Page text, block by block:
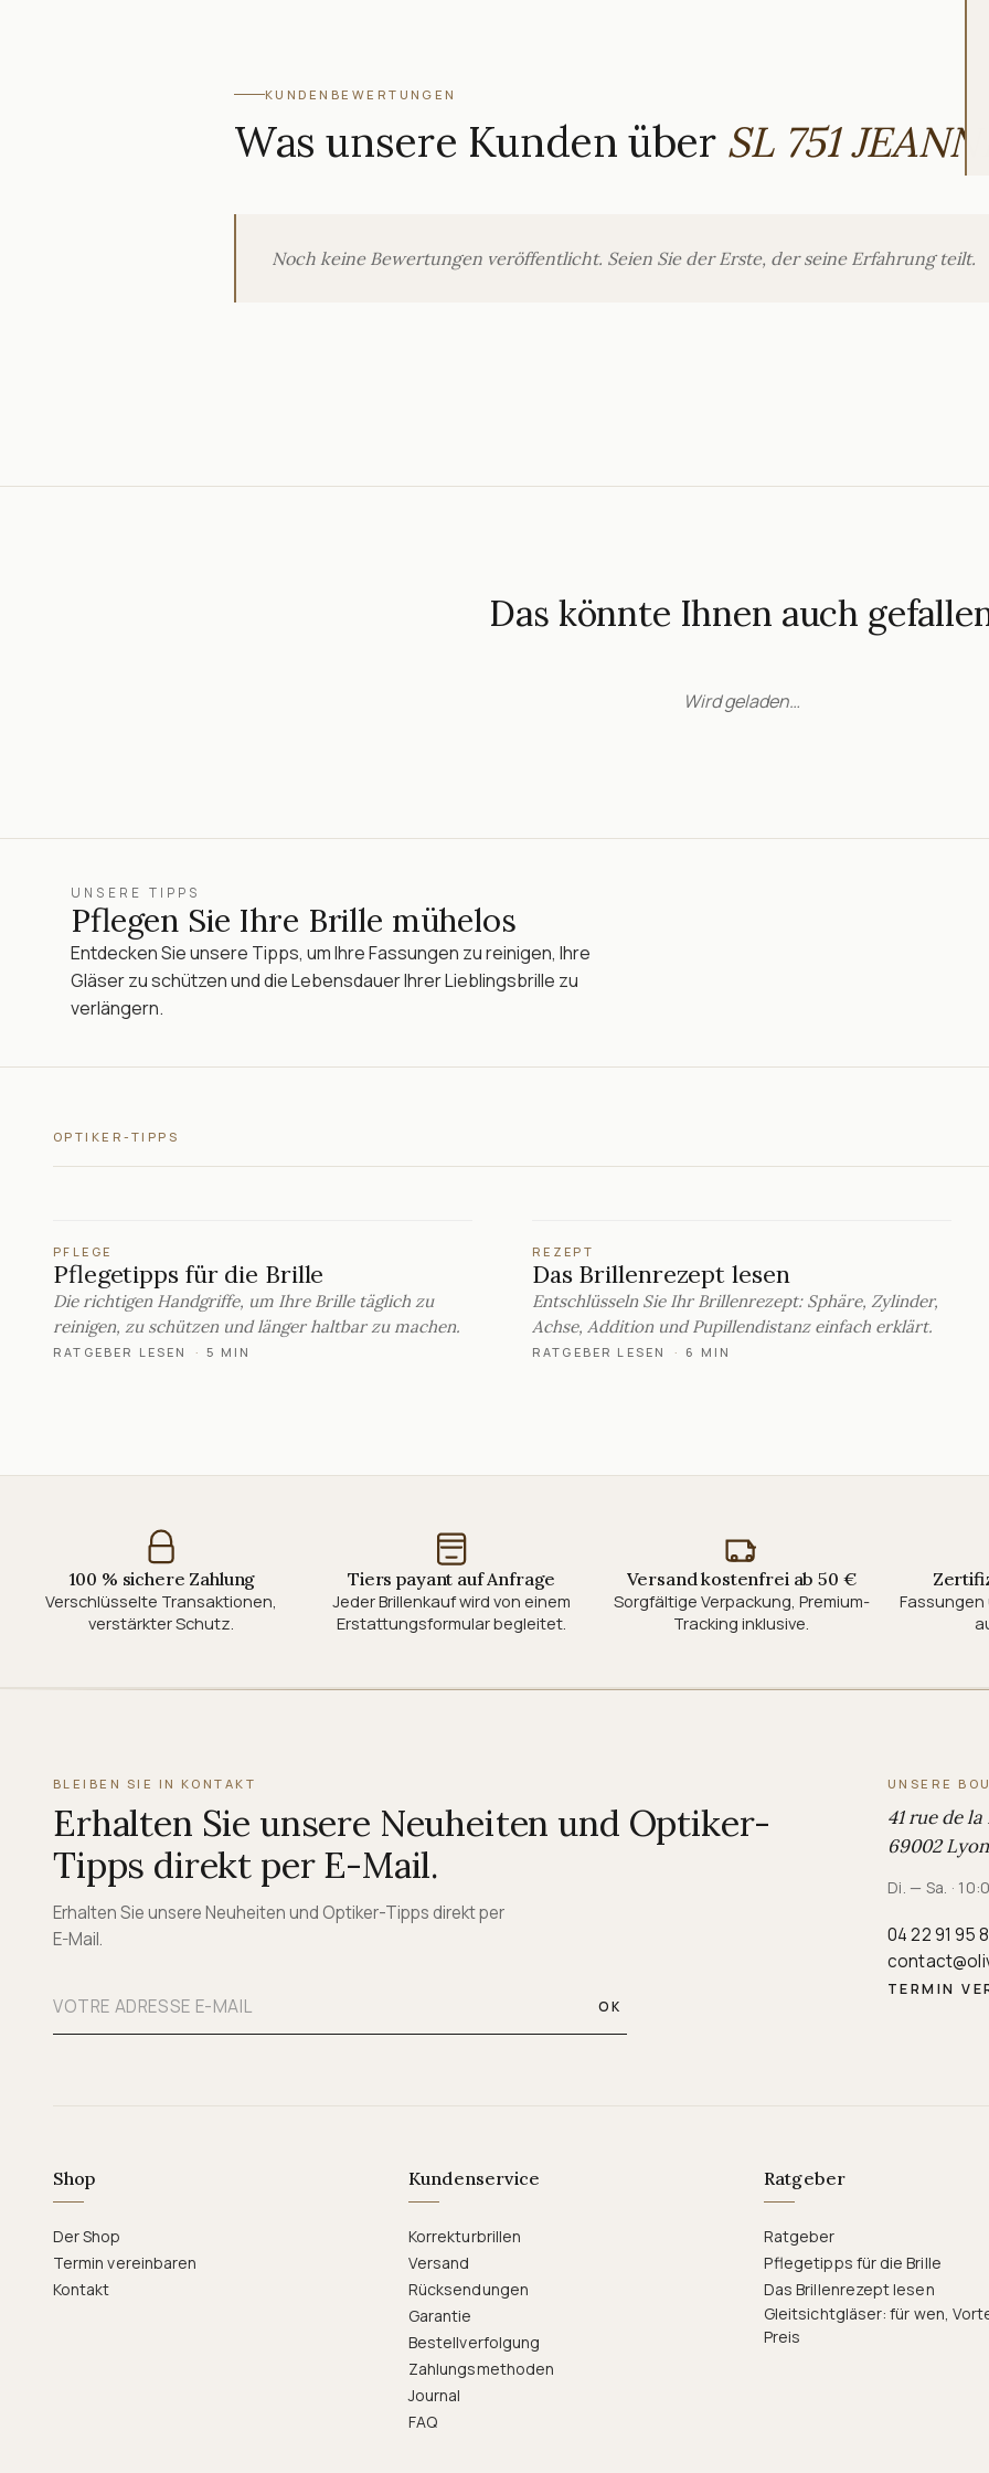
KUNDENBEWERTUNGEN
Was unsere Kunden über SL 751 JEANNE
Noch keine Bewertungen veröffentlicht. Seien Sie der Erste, der seine Erfahrung teilt.
Das könnte Ihnen auch
Wird geladen…
UNSERE TIPPS
Pflegen Sie Ihre Brille mühelos
Entdecken Sie unsere Tipps, um Ihre Fassungen zu reinigen, Ihre
Gläser zu schützen und die Lebensdauer Ihrer Lieblingsbrille zu
verlängern.
OPTIKER-TIPPS
PFLEGE
Pflegetipps für die Brille
Die richtigen Handgriffe, um Ihre Brille täglich zu
reinigen, zu schützen und länger haltbar zu machen.
RATGEBER LESEN · 5 MIN
REZEPT
Das Brillenrezept lesen
Entschlüsseln Sie Ihr Brillenrezept: Sphäre, Zylinder,
Achse, Addition und Pupillendistanz einfach erklärt.
RATGEBER LESEN · 6 MIN
100 % sichere Zahlung
Verschlüsselte Transaktionen,
verstärkter Schutz.
Tiers payant auf Anfrage
Jeder Brillenkauf wird von einem
Erstattungsformular begleitet.
Versand kostenfrei ab 50 €
Sorgfältige Verpackung, Premium-
Tracking inklusive.
Fassungen
BLEIBEN SIE IN KONTAKT
Erhalten Sie unsere Neuheiten und Optiker-
Tipps direkt per E-Mail.
Erhalten Sie unsere Neuheiten und Optiker-Tipps direkt per
E-Mail.
OK
UNSERE
41 rue de
69002
Di. — Sa. ·
04 22 91 95
TERMIN
Shop
Der Shop
Termin vereinbaren
Kontakt
Kundenservice
Korrekturbrillen
Versand
Rücksendungen
Garantie
Bestellverfolgung
Zahlungsmethoden
Journal
FAQ
Ratgeber
Ratgeber
Pflegetipps für die Brille
Das Brillenrezept lesen
Gleitsichtgläser: für wen,
Preis